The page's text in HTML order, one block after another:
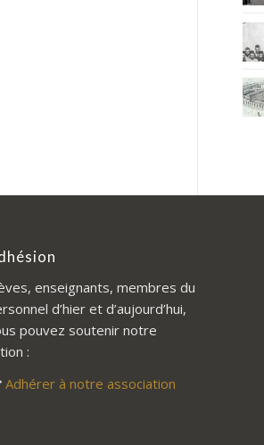
enseignants, membres du
d’hier et d’aujourd’hui,
pouvez soutenir notre
:
Adhérer à notre association